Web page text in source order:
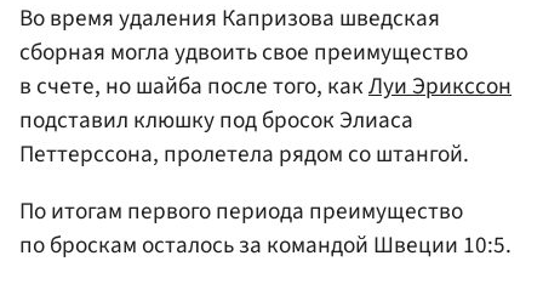
Во время удаления Капризова шведская
сборная могла удвоить свое преимущество
в счете, но шайба после того, какЛуи Эрикссон
подставил клюшку под бросок Элиаса
Петтерссона, пролетела рядом со штангой.
По итогам первого периода преимущество
по броскам осталось за командой Швеции 10:5.